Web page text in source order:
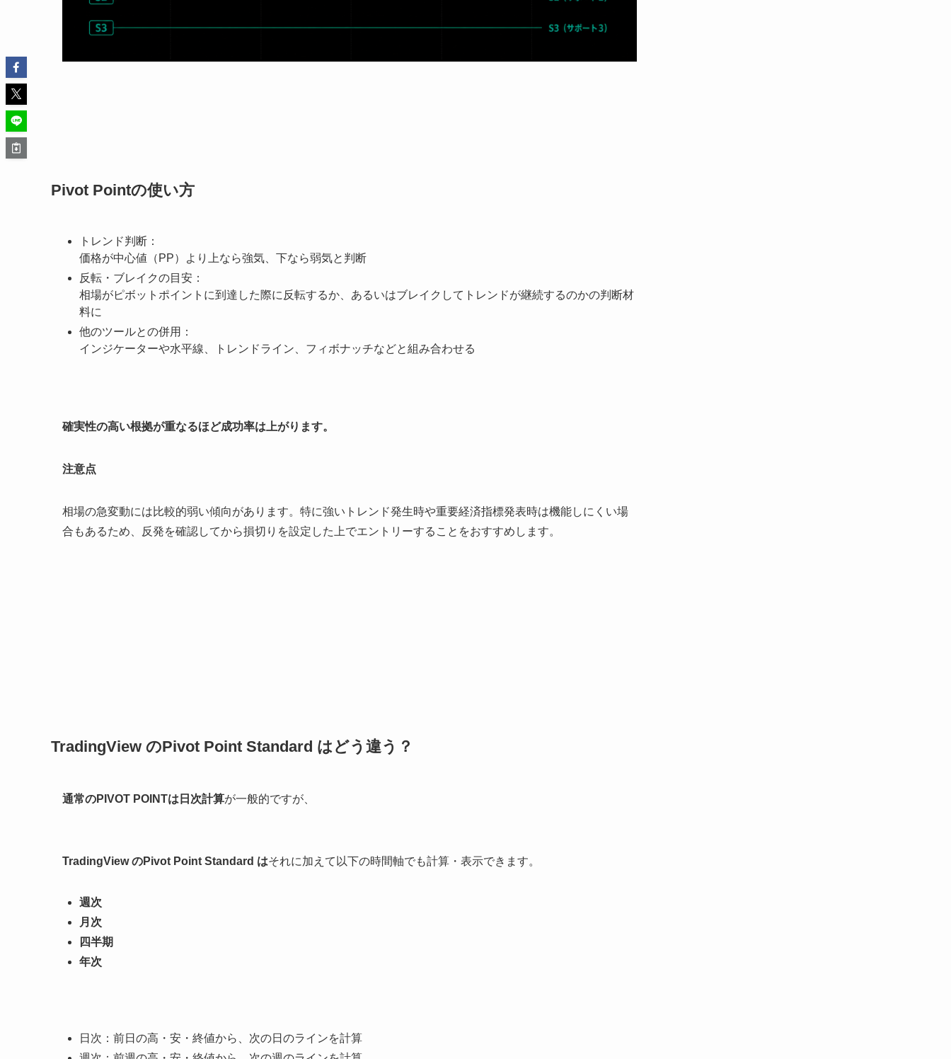
Pivot Pointの使い方
トレンド判断：
価格が中心値（PP）より上なら強気、下なら弱気と判断
反転・ブレイクの目安：
相場がピボットポイントに到達した際に反転するか、あるいはブレイクしてトレンドが継続するのかの判断材
料に
他のツールとの併用：
インジケーターや水平線、トレンドライン、フィボナッチなどと組み合わせる
確実性の高い根拠が重なるほど成功率は 上がります。
注意点
相場の急変動には比較的弱い傾向があります。特に強いトレンド発生時や重要経済指標発表時は機能しにくい場
合もあるため、反発を確認してから損切りを設定した上でエントリーすることをおすすめします。
TradingView のPivot Point Standard はどう違う？
通常のPIVOT POINTは日次計算が一般的ですが、
TradingView のPivot Point Standard はそれに加えて以下の時間軸でも計算・表示できます。
週次
月次
四半期
年次
日次：前日の高・安・終値から、次の日のラインを計算